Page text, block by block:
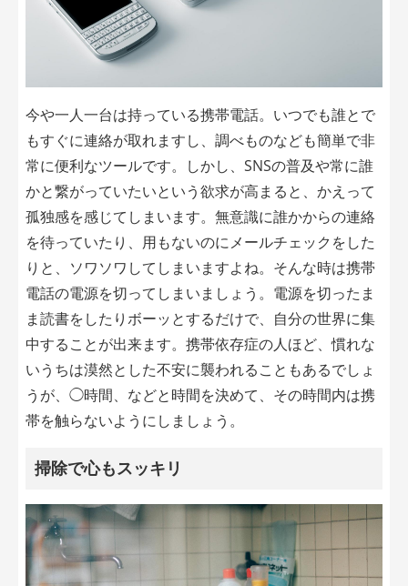
今や一人一台は持っている携帯電話。いつでも誰とで
もすぐに連絡が取れますし、調べものなども簡単で非
常に便利なツールです。しかし、SNSの普及や常に誰
かと繋がっていたいという欲求が高まると、かえって
孤独感を感じてしまいます。無意識に誰かからの連絡
を待っていたり、用もないのにメールチェックをした
りと、ソワソワしてしまいますよね。そんな時は携帯
電話の電源を切ってしまいましょう。電源を切ったま
ま読書をしたりボーッとするだけで、自分の世界に集
中することが出来ます。携帯依存症の人ほど、慣れな
いうちは漠然とした不安に襲われることもあるでしょ
うが、◯時間、などと時間を決めて、その時間内は携
帯を触らないようにしましょう。
掃除で心もスッキリ